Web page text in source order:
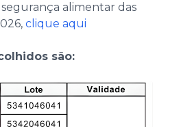
alimentar das
clique aqui
são: